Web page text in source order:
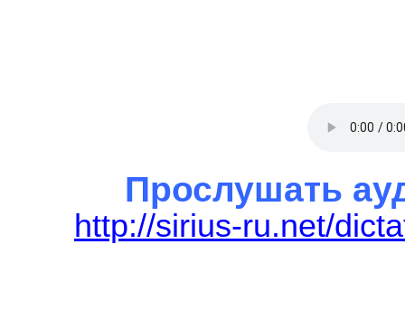
Прослушать
http://sirius-ru.net/